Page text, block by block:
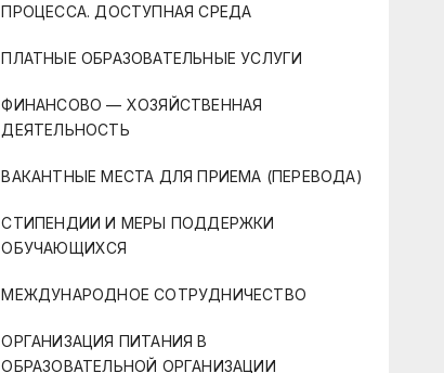
ПРОЦЕССА. ДОСТУПНАЯ СРЕДА
ПЛАТНЫЕ ОБРАЗОВАТЕЛЬНЫЕ УСЛУГИ
ФИНАНСОВО — ХОЗЯЙСТВЕННАЯ
ДЕЯТЕЛЬНОСТЬ
ВАКАНТНЫЕ МЕСТА ДЛЯ ПРИЕМА (ПЕРЕВОДА)
СТИПЕНДИИ И МЕРЫ ПОДДЕРЖКИ
ОБУЧАЮЩИХСЯ
МЕЖДУНАРОДНОЕ СОТРУДНИЧЕСТВО
ОРГАНИЗАЦИЯ ПИТАНИЯ В
ОБРАЗОВАТЕЛЬНОЙ ОРГАНИЗАЦИИ